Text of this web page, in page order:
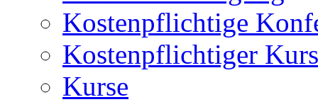
Kostenpflichtige
Kostenpflichtiger Kurs
Kurse